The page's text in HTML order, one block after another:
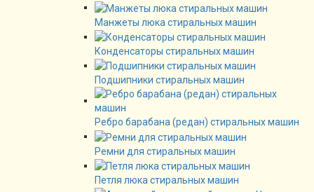
Манжеты люка стиральных машин
Конденсаторы стиральных машин
Подшипники стиральных машин
Ребро барабана (редан) стиральных машин
Ремни для стиральных машин
Петля люка стиральных машин